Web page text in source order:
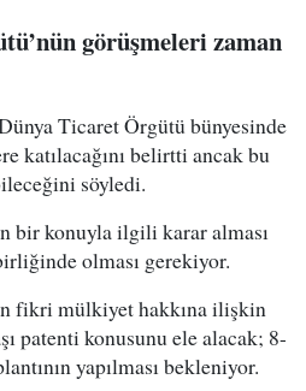
görüşmeleri zaman
Ticaret Örgütü bünyesinde
katılacağını belirtti ancak bu
söyledi.
bir konuyla ilgili karar alması
olması gerekiyor.
fikri mülkiyet hakkına ilişkin
patenti konusunu ele alacak; 8-
yapılması bekleniyor.